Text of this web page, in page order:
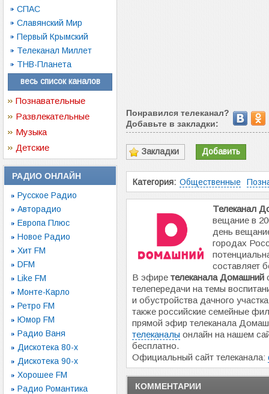
СПАС
Славянский Мир
Первый Крымский
Телеканал Миллет
ТНВ-Планета
весь список каналов
Познавательные
Развлекательные
Музыка
Детские
РАДИО ОНЛАЙН
Русское Радио
Авторадио
Европа Плюс
Новое Радио
Хит FM
DFM
Like FM
Монте-Карло
Ретро FM
Юмор FM
Радио Ваня
Дискотека 80-х
Дискотека 90-х
Хорошее FM
Радио Романтика
Понравился телеканал?
Добавьте в закладки:
Закладки Добавить
Категория: Общественные
Телеканал
вещание в
день
городах
составляет
В эфире телеканала Домашний
телепередачи на темы
и обустройства дачного
также российские семейные
прямой эфир телеканала
телеканалы онлайн на нашем
бесплатно.
Официальный сайт телеканала:
КОММЕНТАРИИ